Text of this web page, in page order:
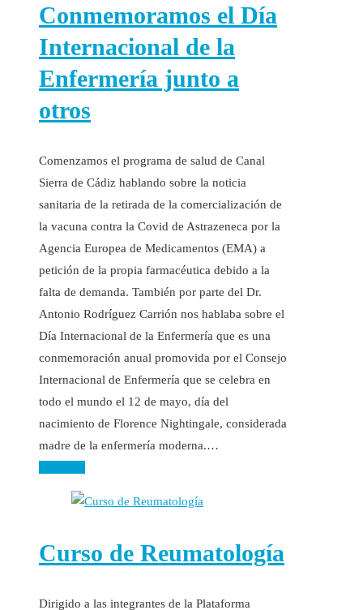
Conmemoramos el Día
Internacional de la
Enfermería junto a
otros
Comenzamos el programa de salud de Canal
Sierra de Cádiz hablando sobre la noticia
sanitaria de la retirada de la comercialización de
la vacuna contra la Covid de Astrazeneca por la
Agencia Europea de Medicamentos (EMA) a
petición de la propia farmacéutica debido a la
falta de demanda. También por parte del Dr.
Antonio Rodríguez Carrión nos hablaba sobre el
Día Internacional de la Enfermería que es una
conmemoración anual promovida por el Consejo
Internacional de Enfermería que se celebra en
todo el mundo el 12 de mayo, día del
nacimiento de Florence Nightingale, considerada
madre de la enfermería moderna.…
Curso de Reumatología
Dirigido a las integrantes de la Plataforma